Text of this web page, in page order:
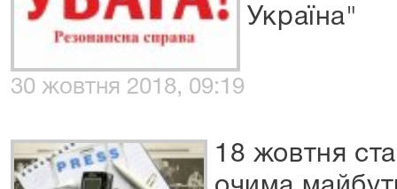
Україна"
30 жовтня 2018, 09:19
18 жовтня